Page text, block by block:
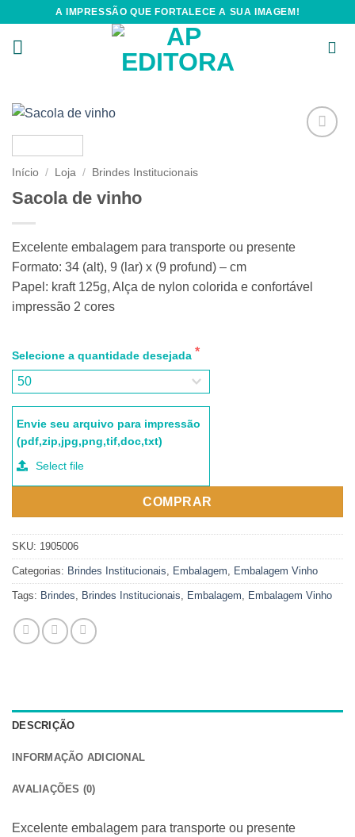
A IMPRESSÃO QUE FORTALECE A SUA IMAGEM!
Início / Loja / Brindes Institucionais
Sacola de vinho
Excelente embalagem para transporte ou presente
Formato: 34 (alt), 9 (lar) x (9 profund) – cm
Papel: kraft 125g, Alça de nylon colorida e confortável
impressão 2 cores
Selecione a quantidade desejada
Envie seu arquivo para impressão
(pdf,zip,jpg,png,tif,doc,txt)
Select file
COMPRAR
SKU: 1905006
Categorias: Brindes Institucionais, Embalagem, Embalagem Vinho
Tags: Brindes, Brindes Institucionais, Embalagem, Embalagem Vinho
DESCRIÇÃO
INFORMAÇÃO ADICIONAL
AVALIAÇÕES (0)
Excelente embalagem para transporte ou presente